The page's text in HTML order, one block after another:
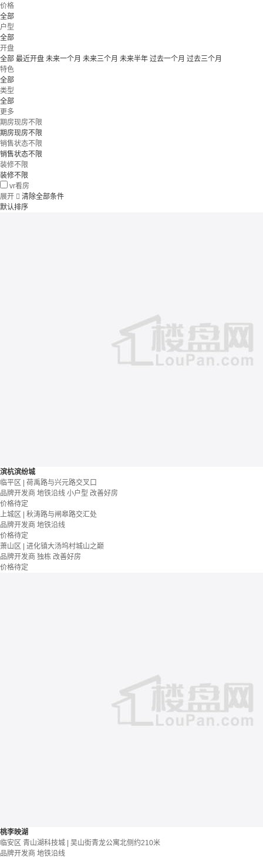
价格
全部
户型
全部
开盘
全部 最近开盘 未来一个月 未来三个月 未来半年 过去一个月 过去三个月
特色
全部
类型
全部
更多
期房现房不限
期房现房不限
销售状态不限
销售状态不限
装修不限
装修不限
vr看房
展开  清除全部条件
默认排序
滨杭滨纷城
临平区 | 荷禹路与兴元路交叉口
品牌开发商 地铁沿线 小户型 改善好房
价格待定
上城区 | 秋涛路与闸皋路交汇处
品牌开发商 地铁沿线
价格待定
萧山区 | 进化镇大汤坞村城山之巅
品牌开发商 独栋 改善好房
价格待定
桃李映湖
临安区 青山湖科技城 | 吴山街青龙公寓北侧约210米
品牌开发商 地铁沿线